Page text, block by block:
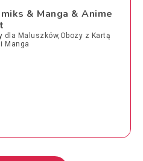
& Manga & Anime
dla Maluszków,Obozy z Kartą
Manga